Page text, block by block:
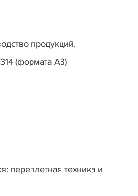
продукций.
(формата А3)
переплетная техника и